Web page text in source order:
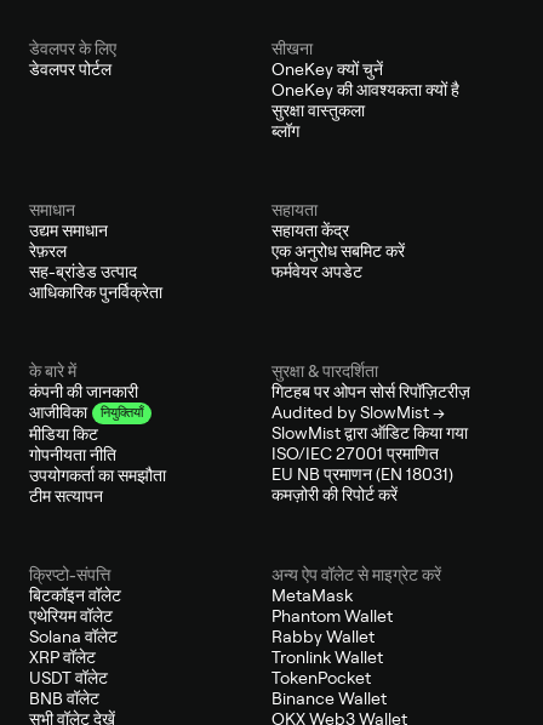
डेवलपर के लिए
डेवलपर पोर्टल
सीखना
OneKey क्यों चुनें
OneKey की आवश्यकता क्यों है
सुरक्षा वास्तुकला
ब्लॉग
समाधान
उद्यम समाधान
रेफ़रल
सह-ब्रांडेड उत्पाद
आधिकारिक पुनर्विक्रेता
सहायता
सहायता केंद्र
एक अनुरोध सबमिट करें
फर्मवेयर अपडेट
के बारे में
कंपनी की जानकारी
आजीविका
नियुक्तियाँ
मीडिया किट
गोपनीयता नीति
उपयोगकर्ता का समझौता
टीम सत्यापन
सुरक्षा & पारदर्शिता
गिटहब पर ओपन सोर्स रिपॉज़िटरीज़
Audited by SlowMist →
SlowMist द्वारा ऑडिट किया गया
ISO/IEC 27001 प्रमाणित
EU NB प्रमाणन (EN 18031)
कमज़ोरी की रिपोर्ट करें
क्रिप्टो-संपत्ति
बिटकॉइन वॉलेट
एथेरियम वॉलेट
Solana वॉलेट
XRP वॉलेट
USDT वॉलेट
BNB वॉलेट
सभी वॉलेट देखें
अन्य ऐप वॉलेट से माइग्रेट करें
MetaMask
Phantom Wallet
Rabby Wallet
Tronlink Wallet
TokenPocket
Binance Wallet
OKX Web3 Wallet